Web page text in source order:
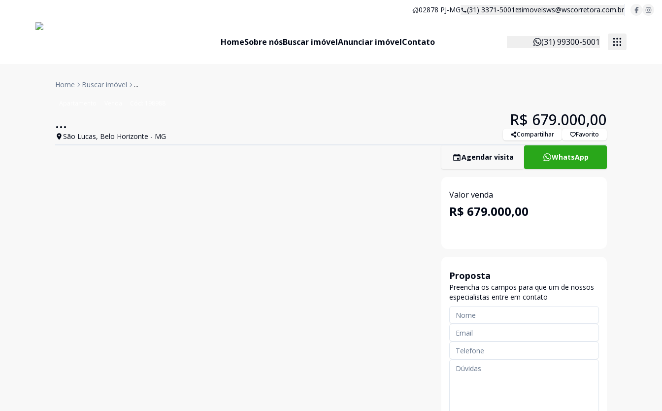
02878 PJ-MG (31) 3371-5001 imoveisws@wscorretora.com.br
HomeSobre nósBuscar imóvelAnunciar imóvelContato (31) 99300-5001
Home Buscar imóvel ...
...
São Lucas, Belo Horizonte - MG
R$ 679.000,00
Compartilhar Favorito
Agendar visita WhatsApp
Valor venda
R$ 679.000,00
Proposta
Preencha os campos para que um de nossos
especialistas entre em contato